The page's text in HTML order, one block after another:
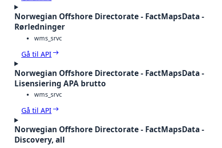
Norwegian Offshore Directorate - FactMapsData -
Rørledninger
wms_srvc
Gå til API
Norwegian Offshore Directorate - FactMapsData -
Lisensiering APA brutto
wms_srvc
Gå til API
Norwegian Offshore Directorate - FactMapsData -
Discovery, all